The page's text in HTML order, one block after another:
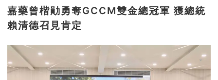
嘉藥曾楷勛勇奪GCCM雙金總冠軍 獲總統
賴清德召見肯定